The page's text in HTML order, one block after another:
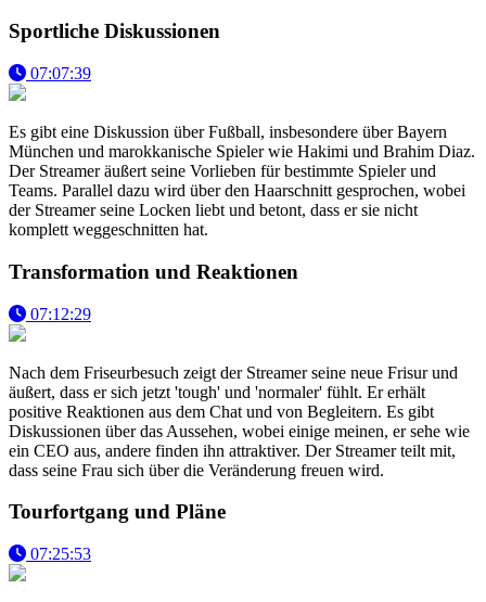
Sportliche Diskussionen
07:07:39
Es gibt eine Diskussion über Fußball, insbesondere über Bayern
München und marokkanische Spieler wie Hakimi und Brahim Diaz.
Der Streamer äußert seine Vorlieben für bestimmte Spieler und
Teams. Parallel dazu wird über den Haarschnitt gesprochen, wobei
der Streamer seine Locken liebt und betont, dass er sie nicht
komplett weggeschnitten hat.
Transformation und Reaktionen
07:12:29
Nach dem Friseurbesuch zeigt der Streamer seine neue Frisur und
äußert, dass er sich jetzt 'tough' und 'normaler' fühlt. Er erhält
positive Reaktionen aus dem Chat und von Begleitern. Es gibt
Diskussionen über das Aussehen, wobei einige meinen, er sehe wie
ein CEO aus, andere finden ihn attraktiver. Der Streamer teilt mit,
dass seine Frau sich über die Veränderung freuen wird.
Tourfortgang und Pläne
07:25:53